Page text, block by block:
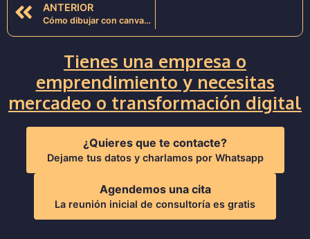
ANTERIOR
Cómo dibujar con canvas y ciclos -HTML5
Tienes una empresa o
emprendimiento y necesitas
mercadeo o transformación digital
Agendemos una cita
La reunión inicial de consultoría es gratis
¿Quieres que te contacte?
Dejame tus datos y charlamos por Whatsapp